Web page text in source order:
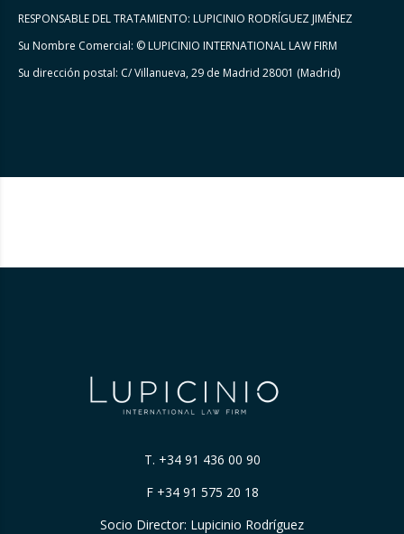
RESPONSABLE DEL TRATAMIENTO: LUPICINIO RODRÍGUEZ JIMÉNEZ
Su Nombre Comercial: © LUPICINIO INTERNATIONAL LAW FIRM
Su dirección postal: C/ Villanueva, 29 de Madrid 28001 (Madrid)
T. +34 91 436 00 90
F +34 91 575 20 18
Socio Director: Lupicinio Rodríguez